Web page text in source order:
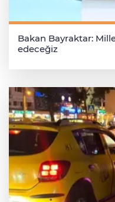
Bakan Bayraktar:
edeceğiz